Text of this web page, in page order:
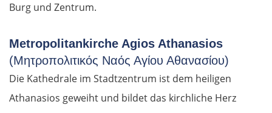
Burg und Zentrum.
Metropolitankirche Agios Athanasios
(Μητροπολιτικός Ναός Αγίου Αθανασίου)
Die Kathedrale im Stadtzentrum ist dem heiligen
Athanasios geweiht und bildet das kirchliche Herz